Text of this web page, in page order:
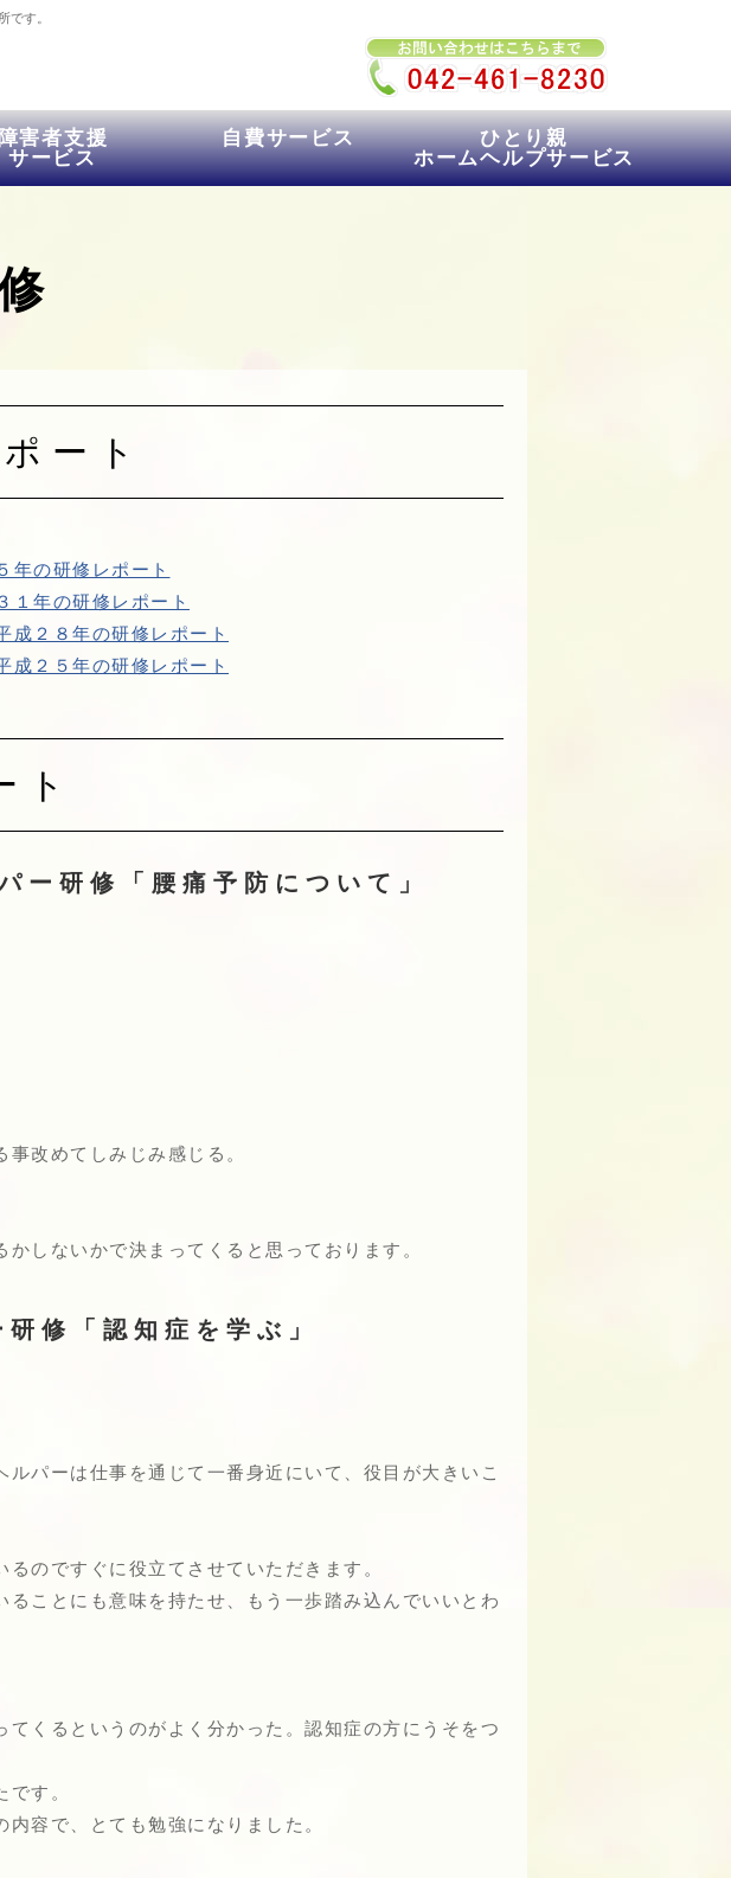
です。
害者支援
サービス
自費サービス
ひとり親
ホームヘルプサービス
ート
年の研修レポート
１年の研修レポート
成２８年の研修レポート
成２５年の研修レポート
ト
研修「腰痛予防について」
改めてしみじみ感じる。
しないかで決まってくると思っております。
修「認知症を学ぶ」
パーは仕事を通じて一番身近にいて、役目が大きいこ
のですぐに役立てさせていただきます。
ことにも意味を持たせ、もう一歩踏み込んでいいとわ
くるというのがよく分かった。認知症の方にうそをつ
す。
容で、とても勉強になりました。